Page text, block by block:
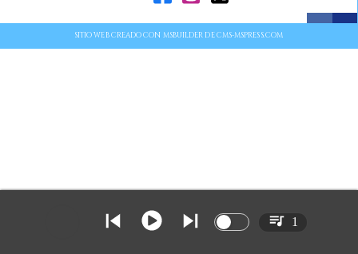
SITIO WEB CREADO CON MSBUILDER DE CMS-MSPRESS.COM
1